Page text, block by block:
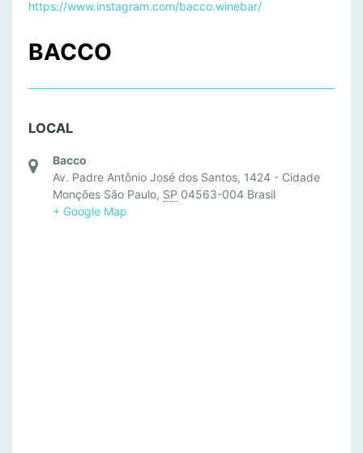
https://www.instagram.com/bacco.winebar/
BACCO
LOCAL
Bacco
Av. Padre Antônio José dos Santos, 1424 - Cidade
Monções São Paulo, SP 04563-004 Brasil
+ Google Map